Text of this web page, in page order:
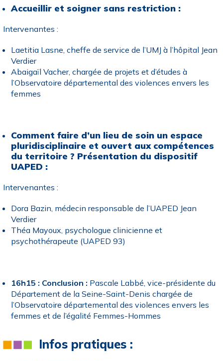
Accueillir et soigner sans restriction :
Intervenantes :
Laetitia Lasne, cheffe de service de l’UMJ à l’hôpital Jean
Verdier
Abaigaïl Vacher, chargée de projets et d’études à
l’Observatoire départemental des violences envers les
femmes
Comment faire d’un lieu de soin un espace
pluridisciplinaire et ouvert aux compétences
du territoire ? Présentation du dispositif
UAPED :
Intervenantes :
Dora Bazin, médecin responsable de l’UAPED Jean
Verdier
Théa Mayoux, psychologue clinicienne et
psychothérapeute (UAPED 93)
16h15 : Conclusion : Pascale Labbé, vice-présidente du
Département de la Seine-Saint-Denis chargée de
l’Observatoire départemental des violences envers les
femmes et de l’égalité Femmes-Hommes
Infos pratiques :